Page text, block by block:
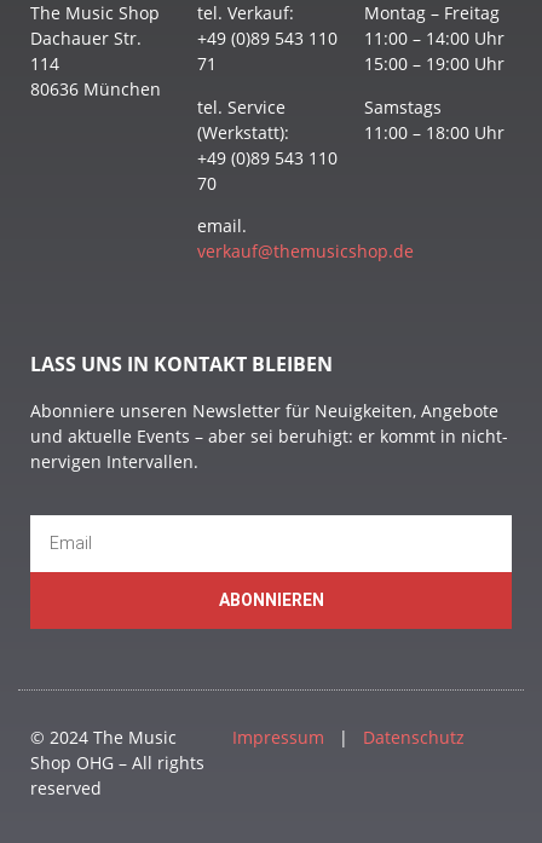
The Music Shop
Dachauer Str.
114
80636 München
tel. Verkauf:
+49 (0)89 543 110
71
tel. Service
(Werkstatt):
+49 (0)89 543 110
70
email.
verkauf@themusicshop.de
Montag – Freitag
11:00 – 14:00 Uhr
15:00 – 19:00 Uhr
Samstags
11:00 – 18:00 Uhr
LASS UNS IN KONTAKT BLEIBEN
Abonniere unseren Newsletter für Neuigkeiten, Angebote
und aktuelle Events – aber sei beruhigt: er kommt in nicht-
nervigen Intervallen.
ABONNIEREN
© 2024 The Music
Shop OHG – All rights
reserved
Impressum | Datenschutz